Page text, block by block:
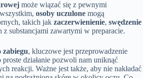
może wiązać się z pewnymi
osoby uczulone mogą
takich jak zaczerwienienie, swędzenie
z substancjami zawartymi w preparacie.
, kluczowe jest przeprowadzenie
działanie pozwoli nam uniknąć
reakcji. Ważne jest także, aby nie nakładać